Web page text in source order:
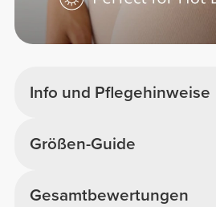
Info und Pflegehinweise
Gesamtbewertungen
Größen-Guide